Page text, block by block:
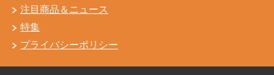
注目商品＆ニュース
特集
プライバシーポリシー